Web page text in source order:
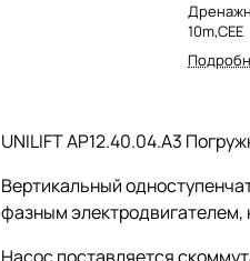
10m,CEE
UNILIFT AP12.40.04.A3
Вертикальный
фазным электродвигателем,